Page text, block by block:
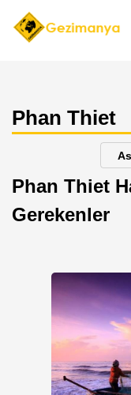
Phan Thiet
Phan Thiet
Gerekenler